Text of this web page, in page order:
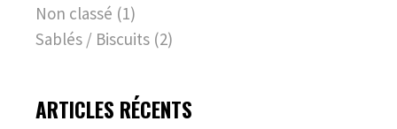
Non classé (1)
Sablés / Biscuits (2)
ARTICLES RÉCENTS